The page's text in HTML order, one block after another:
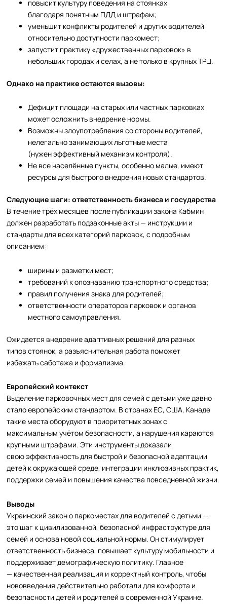
повысит культуру поведения на стоянках
благодаря понятным ПДД и штрафам;
уменьшит конфликты родителей и других водителей
относительно доступности паркомест;
запустит практику «дружественных парковок» в
небольших городах и селах, а не только в крупных ТРЦ.
Однако на практике остаются вызовы:
Дефицит площади на старых или частных парковках
может осложнить внедрение нормы.
Возможны злоупотребления со стороны водителей,
нелегально занимающих льготные места
(нужен эффективный механизм контроля).
Не все населённые пункты, особенно малые, имеют
ресурсы для быстрого внедрения новых стандартов.
Следующие шаги: ответственность бизнеса и государства
В течение трёх месяцев после публикации закона Кабмин
должен разработать подзаконные акты — инструкции и
стандарты для всех категорий парковок, с подробным
описанием:
ширины и разметки мест;
требований к опознаванию транспортного средства;
правил получения знака для родителей;
ответственности операторов парковок и органов
местного самоуправления.
Ожидается внедрение адаптивных решений для разных
типов стоянок, а разъяснительная работа поможет
избежать саботажа и формализма.
Европейский контекст
Выделение парковочных мест для семей с детьми уже давно
стало европейским стандартом. В странах ЕС, США, Канаде
такие места оборудуют в приоритетных зонах с
максимальным учётом безопасности, а нарушения караются
крупными штрафами. Эти инструменты доказали
свою эффективность для быстрой и безопасной адаптации
детей к окружающей среде, интеграции инклюзивных практик,
поддержки семей и повышения качества повседневной жизни.
Выводы
Украинский закон о паркоместах для водителей с детьми —
это шаг к цивилизованной, безопасной инфраструктуре для
семей и основа новой социальной нормы. Он стимулирует
ответственность бизнеса, повышает культуру мобильности и
поддерживает демографическую политику. Главное
— качественная реализация и корректный контроль, чтобы
нововведения действительно работали для комфорта и
безопасности детей и родителей в современной Украине.